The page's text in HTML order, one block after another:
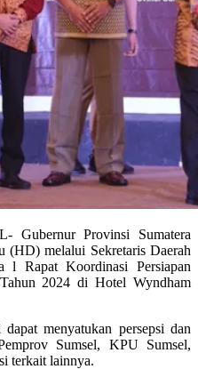
Gubernur Provinsi Sumatera
(HD) melalui Sekretaris Daerah
l Rapat Koordinasi Persiapan
2024 di Hotel Wyndham
menyatukan persepsi dan
Sumsel, KPU Sumsel,
terkait lainnya.